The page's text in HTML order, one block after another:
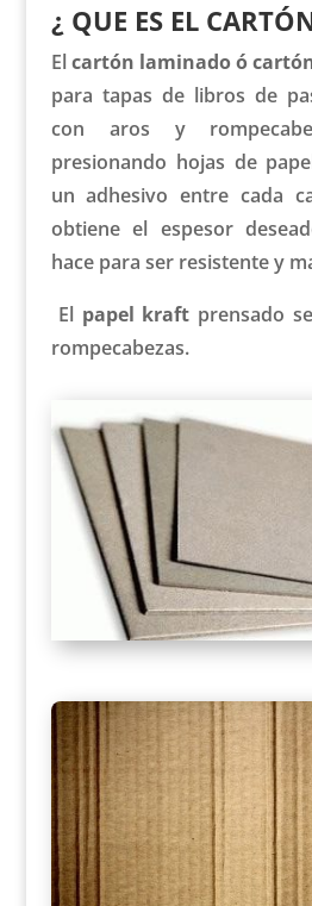
¿ QUE ES EL
Elcartón laminado ó
para tapas de libros de
con aros y
presionando hojas de
un adhesivo entre cada
obtiene el espesor
hace para ser resistente y
El papel kraft prensado
rompecabezas.